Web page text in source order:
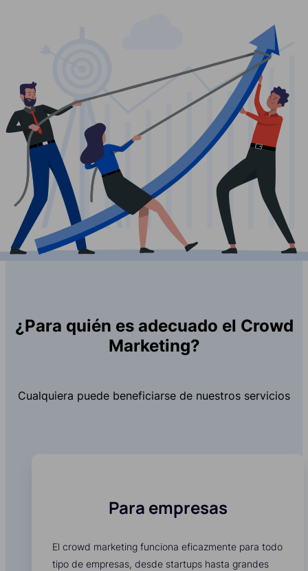
¿Para quién es adecuado el Crowd
Marketing?
Cualquiera puede beneficiarse de nuestros servicios
Para empresas
El crowd marketing funciona eficazmente para todo
tipo de empresas, desde startups hasta grandes